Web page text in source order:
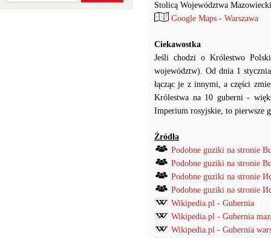
Stolicą Województwa
Google Maps - Warszawa
Ciekawostka
Jeśli chodzi o Królestwo
województw). Od dnia 1
łącząc je z innymi, a części
Królestwa na 10 guberni -
Imperium rosyjskie, to pierwsze
Źródła
Podobne guziki na stronie
Podobne guziki na stronie
Podobne guziki na stronie
Podobne guziki na stronie
Wikipedia.pl - Gubernia
Wikipedia.pl - Gubernia
Wikipedia.pl - Gubernia